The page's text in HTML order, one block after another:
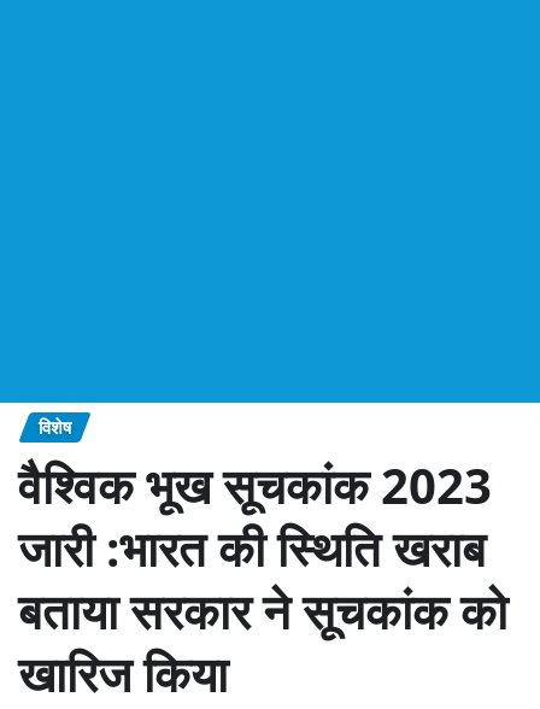
विशेष
वैश्विक भूख सूचकांक 2023
जारी :भारत की स्थिति खराब
बताया सरकार ने सूचकांक को
खारिज किया